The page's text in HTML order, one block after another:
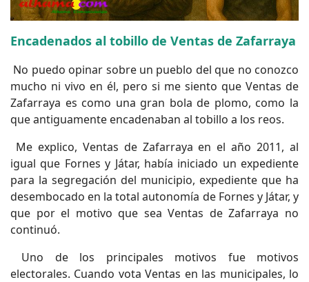
Encadenados al tobillo de Ventas de Zafarraya
No puedo opinar sobre un pueblo del que no conozco
mucho ni vivo en él, pero si me siento que Ventas de
Zafarraya es como una gran bola de plomo, como la
que antiguamente encadenaban al tobillo a los reos.
Me explico, Ventas de Zafarraya en el año 2011, al
igual que Fornes y Játar, había iniciado un expediente
para la segregación del municipio, expediente que ha
desembocado en la total autonomía de Fornes y Játar, y
que por el motivo que sea Ventas de Zafarraya no
continuó.
Uno de los principales motivos fue motivos
electorales. Cuando vota Ventas en las municipales, lo